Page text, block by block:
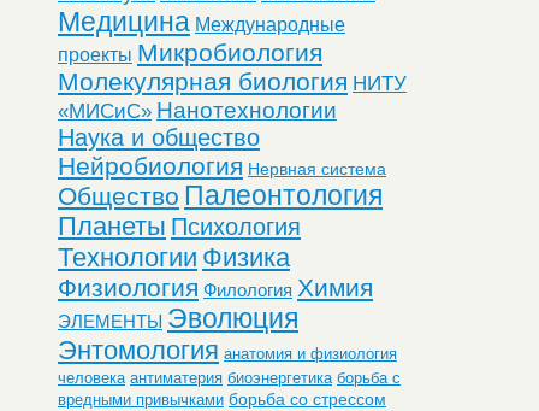
Медицина Международные
проекты Микробиология
Молекулярная биология НИТУ
«МИСиС» Нанотехнологии
Наука и общество
Нейробиология Нервная система
Общество Палеонтология
Планеты Психология
Технологии Физика
Физиология Филология Химия
ЭЛЕМЕНТЫ Эволюция
Энтомология анатомия и физиология
человека антиматерия биоэнергетика борьба с
вредными привычками борьба со стрессом